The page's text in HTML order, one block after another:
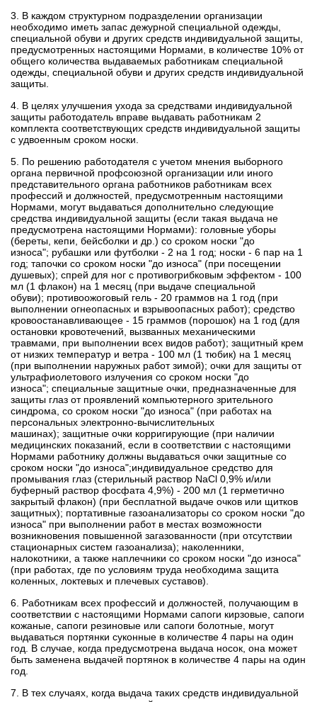
3. В каждом структурном подразделении организации
необходимо иметь запас дежурной специальной одежды,
специальной обуви и других средств индивидуальной защиты,
предусмотренных настоящими Нормами, в количестве 10% от
общего количества выдаваемых работникам специальной
одежды, специальной обуви и других средств индивидуальной
защиты.
4. В целях улучшения ухода за средствами индивидуальной
защиты работодатель вправе выдавать работникам 2
комплекта соответствующих средств индивидуальной защиты
с удвоенным сроком носки.
5. По решению работодателя с учетом мнения выборного
органа первичной профсоюзной организации или иного
представительного органа работников работникам всех
профессий и должностей, предусмотренным настоящими
Нормами, могут выдаваться дополнительно следующие
средства индивидуальной защиты (если такая выдача не
предусмотрена настоящими Нормами): головные уборы
(береты, кепи, бейсболки и др.) со сроком носки "до
износа"; рубашки или футболки - 2 на 1 год; носки - 6 пар на 1
год; тапочки со сроком носки "до износа" (при посещении
душевых); спрей для ног с противогрибковым эффектом - 100
мл (1 флакон) на 1 месяц (при выдаче специальной
обуви); противоожоговый гель - 20 граммов на 1 год (при
выполнении огнеопасных и взрывоопасных работ); средство
кровоостанавливающее - 15 граммов (порошок) на 1 год (для
остановки кровотечений, вызванных механическими
травмами, при выполнении всех видов работ); защитный крем
от низких температур и ветра - 100 мл (1 тюбик) на 1 месяц
(при выполнении наружных работ зимой); очки для защиты от
ультрафиолетового излучения со сроком носки "до
износа"; специальные защитные очки, предназначенные для
защиты глаз от проявлений компьютерного зрительного
синдрома, со сроком носки "до износа" (при работах на
персональных электронно-вычислительных
машинах); защитные очки корригирующие (при наличии
медицинских показаний, если в соответствии с настоящими
Нормами работнику должны выдаваться очки защитные со
сроком носки "до износа";индивидуальное средство для
промывания глаз (стерильный раствор NaCl 0,9% и/или
буферный раствор фосфата 4,9%) - 200 мл (1 герметично
закрытый флакон) (при бесплатной выдаче очков или щитков
защитных); портативные газоанализаторы со сроком носки "до
износа" при выполнении работ в местах возможности
возникновения повышенной загазованности (при отсутствии
стационарных систем газоанализа); наколенники,
налокотники, а также наплечники со сроком носки "до износа"
(при работах, где по условиям труда необходима защита
коленных, локтевых и плечевых суставов).
6. Работникам всех профессий и должностей, получающим в
соответствии с настоящими Нормами сапоги кирзовые, сапоги
кожаные, сапоги резиновые или сапоги болотные, могут
выдаваться портянки суконные в количестве 4 пары на один
год. В случае, когда предусмотрена выдача носок, она может
быть заменена выдачей портянок в количестве 4 пары на один
год.
7. В тех случаях, когда выдача таких средств индивидуальной